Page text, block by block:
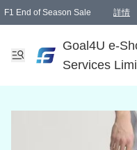
F1 End of Season Sale 詳情
Goal4U e-
Services